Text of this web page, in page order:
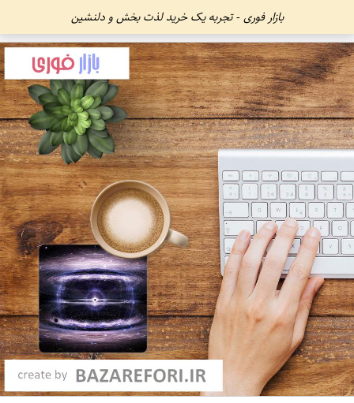
بازار فوری - تجربه یک خرید لذت بخش و دلنشین